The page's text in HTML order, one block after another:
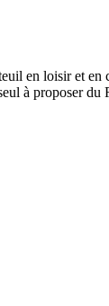
en loisir et
à proposer du